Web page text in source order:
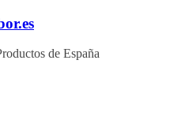
de España